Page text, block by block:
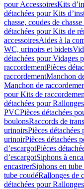
pour AccessoiresKits
détachées pour Kits
chasse, coudes de
détachées pour Kits de
accessoiresAides à la
WC, urinoirs et bidets
détachées pour Vidages
raccordementPièces
raccordementManchon
Manchon de
pour Kits de
détachées pour
PVCPièces détachées
boulonsRaccords de
urinoirsPièces
urinoirPièces détachées
d’escargotPièces
d’escargotSiphons à
encastrerSiphons en tube
tube coudéRallonges de
détachées pour